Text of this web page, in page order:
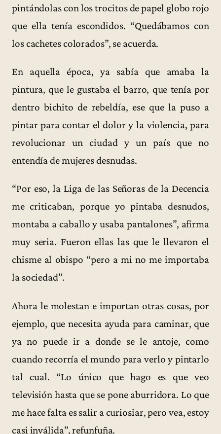
pintándolas con los trocitos de papel globo rojo
que ella tenía escondidos. “Quedábamos con
los cachetes colorados”, se acuerda.
En aquella época, ya sabía que amaba la
pintura, que le gustaba el barro, que tenía por
dentro bichito de rebeldía, ese que la puso a
pintar para contar el dolor y la violencia, para
revolucionar un ciudad y un país que no
entendía de mujeres desnudas.
“Por eso, la Liga de las Señoras de la Decencia
me criticaban, porque yo pintaba desnudos,
montaba a caballo y usaba pantalones”, afirma
muy seria. Fueron ellas las que le llevaron el
chisme al obispo “pero a mi no me importaba
la sociedad”.
Ahora le molestan e importan otras cosas, por
ejemplo, que necesita ayuda para caminar, que
ya no puede ir a donde se le antoje, como
cuando recorría el mundo para verlo y pintarlo
tal cual. “Lo único que hago es que veo
televisión hasta que se pone aburridora. Lo que
me hace falta es salir a curiosiar, pero vea, estoy
casi inválida”, refunfuña.